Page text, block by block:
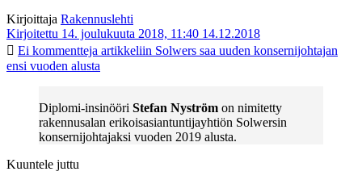
Kirjoittaja Rakennuslehti
Kirjoitettu 14. joulukuuta 2018, 11:40 14.12.2018
Ei kommentteja artikkeliin Solwers saa uuden konsernijohtajan
ensi vuoden alusta
Diplomi-insinööri Stefan Nyström on nimitetty
rakennusalan erikoisasiantuntijayhtiön Solwersin
konsernijohtajaksi vuoden 2019 alusta.
Kuuntele juttu